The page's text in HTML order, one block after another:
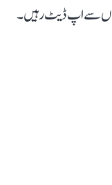
سے اپ ڈیٹ رہیں۔